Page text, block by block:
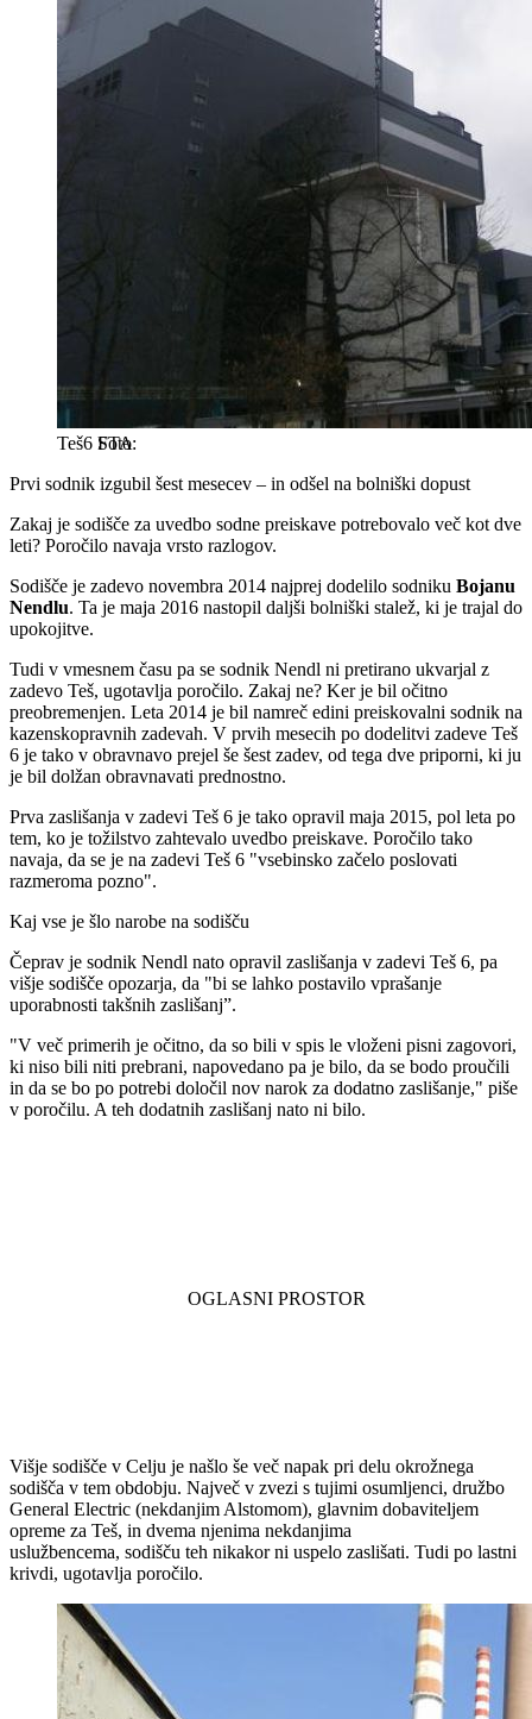
Teš6 STA
Prvi sodnik izgubil šest mesecev – in odšel na bolniški dopust
Zakaj je sodišče za uvedbo sodne preiskave potrebovalo več kot dve
leti? Poročilo navaja vrsto razlogov.
Sodišče je zadevo novembra 2014 najprej dodelilo sodniku Bojanu
Nendlu. Ta je maja 2016 nastopil daljši bolniški stalež, ki je trajal do
upokojitve.
Tudi v vmesnem času pa se sodnik Nendl ni pretirano ukvarjal z
zadevo Teš, ugotavlja poročilo. Zakaj ne? Ker je bil očitno
preobremenjen. Leta 2014 je bil namreč edini preiskovalni sodnik na
kazenskopravnih zadevah. V prvih mesecih po dodelitvi zadeve Teš
6 je tako v obravnavo prejel še šest zadev, od tega dve priporni, ki ju
je bil dolžan obravnavati prednostno.
Prva zaslišanja v zadevi Teš 6 je tako opravil maja 2015, pol leta po
tem, ko je tožilstvo zahtevalo uvedbo preiskave. Poročilo tako
navaja, da se je na zadevi Teš 6 "vsebinsko začelo poslovati
razmeroma pozno".
Kaj vse je šlo narobe na sodišču
Čeprav je sodnik Nendl nato opravil zaslišanja v zadevi Teš 6, pa
višje sodišče opozarja, da "bi se lahko postavilo vprašanje
uporabnosti takšnih zaslišanj”.
"V več primerih je očitno, da so bili v spis le vloženi pisni zagovori,
ki niso bili niti prebrani, napovedano pa je bilo, da se bodo proučili
in da se bo po potrebi določil nov narok za dodatno zaslišanje," piše
v poročilu. A teh dodatnih zaslišanj nato ni bilo.
Višje sodišče v Celju je našlo še več napak pri delu okrožnega
sodišča v tem obdobju. Največ v zvezi s tujimi osumljenci, družbo
General Electric (nekdanjim Alstomom), glavnim dobaviteljem
opreme za Teš, in dvema njenima nekdanjima
uslužbencema, sodišču teh nikakor ni uspelo zaslišati. Tudi po lastni
krivdi, ugotavlja poročilo.